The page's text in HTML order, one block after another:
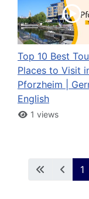
Top 10 Best
Places to Visit
Pforzheim |
English
1 views
1